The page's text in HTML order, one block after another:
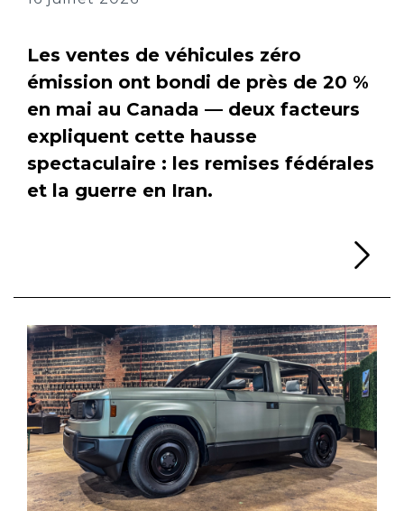
Les ventes de véhicules zéro
émission ont bondi de près de 20 %
en mai au Canada — deux facteurs
expliquent cette hausse
spectaculaire : les remises fédérales
et la guerre en Iran.